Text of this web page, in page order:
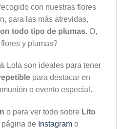
con nuestras flores
para las más atrevidas,
todo tipo de plumas. O,
y plumas?
Lola son ideales para tener
para destacar en
o evento especial.
o para ver todo sobre Lito
de Instagram o